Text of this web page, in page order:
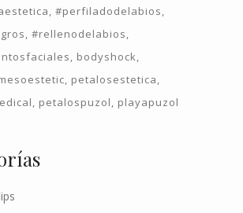
#perfiladodelabios
#rellenodelabios
bodyshock
petalosestetica
petalospuzol playapuzol